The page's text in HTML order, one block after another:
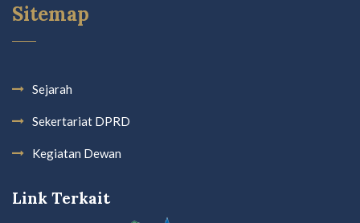
Sitemap
Sejarah
Sekertariat DPRD
Kegiatan Dewan
Link Terkait